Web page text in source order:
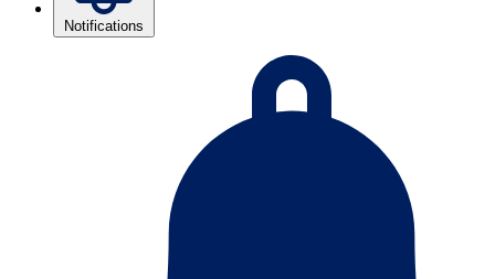
Notifications